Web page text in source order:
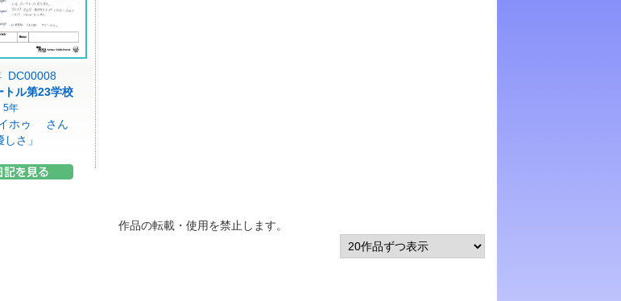
DC00008
トル第23学校
5年
ホゥ さん
しさ」
作品の転載・使用を禁止します。